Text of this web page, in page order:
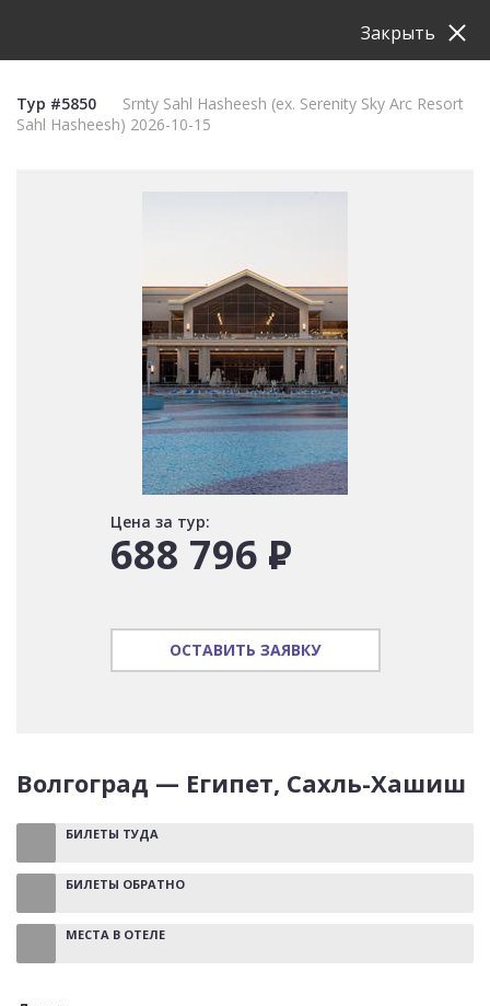
Тур #5850
Srnty Sahl Hasheesh (ex. Serenity Sky Arc Resort
Sahl Hasheesh) 2026-10-15
Волгоград — Египет, Сахль-Хашиш
БИЛЕТЫ ТУДА
БИЛЕТЫ ОБРАТНО
МЕСТА В ОТЕЛЕ
Цена за тур:
688 796 Р
ОСТАВИТЬ ЗАЯВКУ
Закрыть